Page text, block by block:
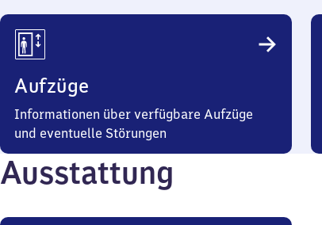
Aufzüge
Informationen über verfügbare Aufzüge
und eventuelle Störungen
Ausstattung